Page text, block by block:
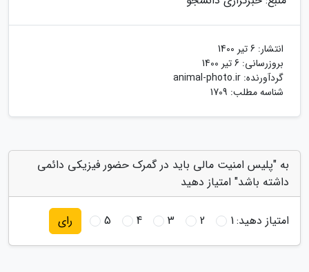
انتشار: 6 تیر 1400
بروزرسانی: 6 تیر 1400
گردآورنده: animal-photo.ir
شناسه مطلب: 1709
به "پلیس امنیت مالی باید در گمرک حضور فیزیکی دائمی
داشته باشد" امتیاز دهید
امتیاز دهید:1
2
3
4
5 رای